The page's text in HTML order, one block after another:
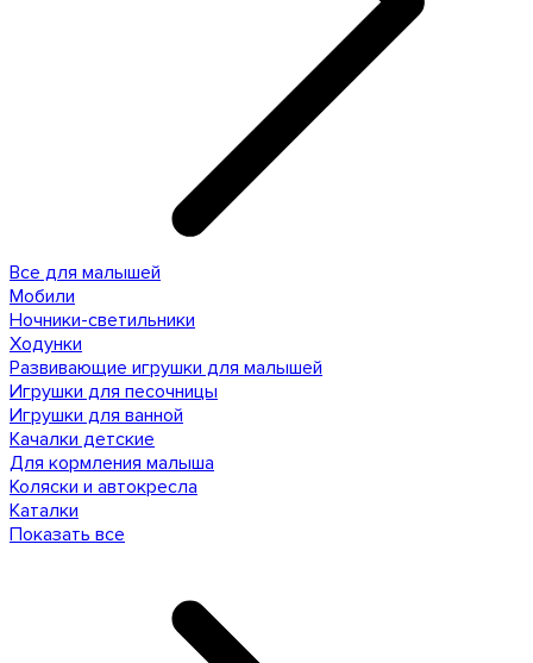
Все для малышей
Мобили
Ночники-светильники
Ходунки
Развивающие игрушки для малышей
Игрушки для песочницы
Игрушки для ванной
Качалки детские
Для кормления малыша
Коляски и автокресла
Каталки
Показать все